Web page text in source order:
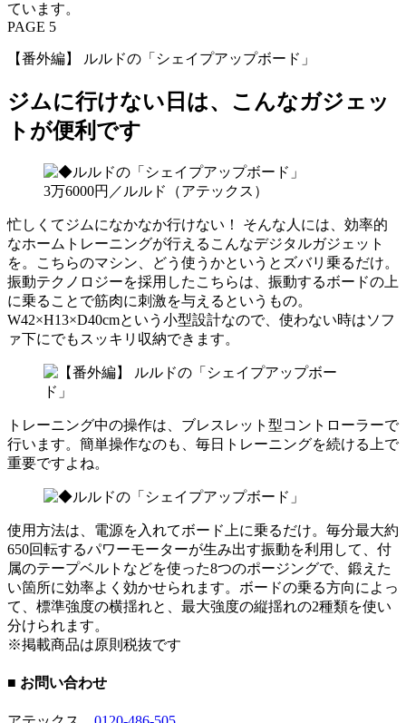
ています。
PAGE 5
【番外編】 ルルドの「シェイプアップボード」
ジムに行けない日は、こんなガジェッ
トが便利です
3万6000円／ルルド（アテックス）
忙しくてジムになかなか行けない！ そんな人には、効率的
なホームトレーニングが行えるこんなデジタルガジェット
を。こちらのマシン、どう使うかというとズバリ乗るだけ。
振動テクノロジーを採用したこちらは、振動するボードの上
に乗ることで筋肉に刺激を与えるというもの。
W42×H13×D40cmという小型設計なので、使わない時はソフ
ァ下にでもスッキリ収納できます。
トレーニング中の操作は、ブレスレット型コントローラーで
行います。簡単操作なのも、毎日トレーニングを続ける上で
重要ですよね。
使用方法は、電源を入れてボード上に乗るだけ。毎分最大約
650回転するパワーモーターが生み出す振動を利用して、付
属のテープベルトなどを使った8つのポージングで、鍛えた
い箇所に効率よく効かせられます。ボードの乗る方向によっ
て、標準強度の横揺れと、最大強度の縦揺れの2種類を使い
分けられます。
※掲載商品は原則税抜です
■ お問い合わせ